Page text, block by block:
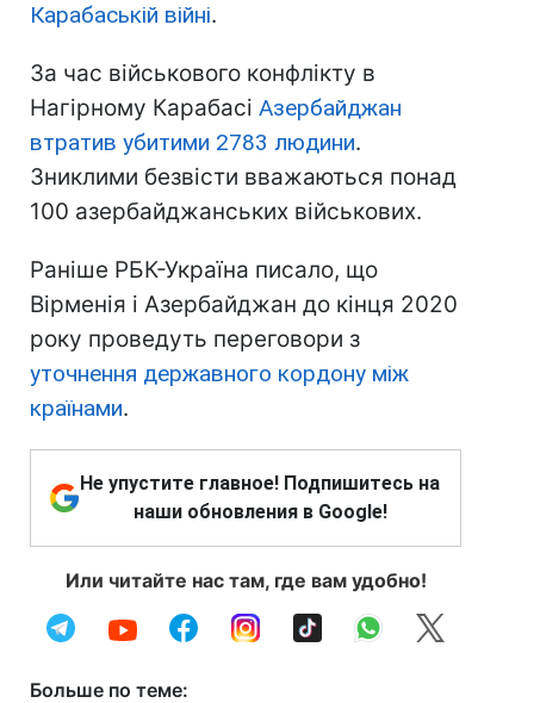
Карабаській війні.
За час військового конфлікту в
Нагірному Карабасі Азербайджан
втратив убитими 2783 людини.
Зниклими безвісти вважаються понад
100 азербайджанських військових.
Раніше РБК-Україна писало, що
Вірменія і Азербайджан до кінця 2020
року проведуть переговори з
уточнення державного кордону між
країнами.
Не упустите главное! Подпишитесь на
наши обновления в Google!
Или читайте нас там, где вам удобно!
Больше по теме: